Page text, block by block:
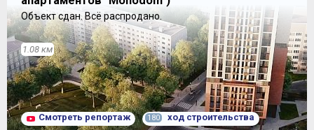
Объект сдан.Всё распродано.
1.08 км
Смотреть репортаж 180 ход строительства